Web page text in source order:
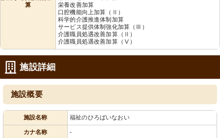
算
栄養改善加算
口腔機能向上加算（Ⅱ）
科学的介護推進体制加算
サービス提供体制強化加算（Ⅲ）
介護職員処遇改善加算（Ⅱ）
介護職員処遇改善加算（Ⅴ）
施設詳細
施設概要
施設名称 福祉のひろばいなおい
カナ名称 -